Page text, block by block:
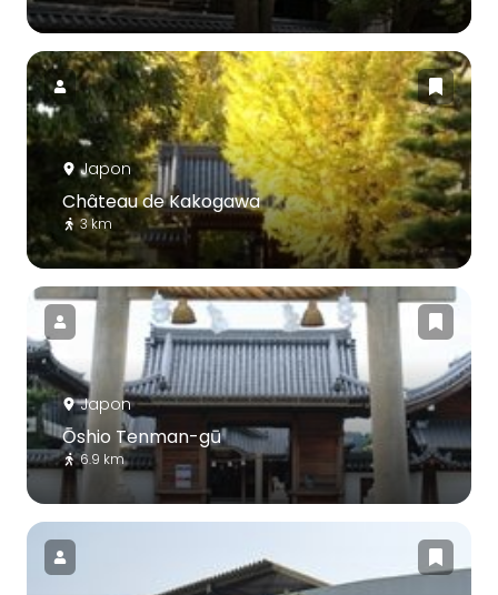
Japon
Château de Kakogawa
3 km
Japon
Ōshio Tenman-gū
6.9 km